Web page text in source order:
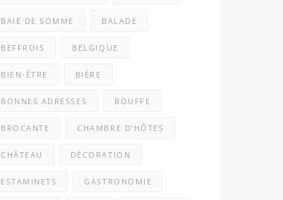
BAIE DE SOMME BALADE
BEFFROIS BELGIQUE
BIEN-ÊTRE BIÈRE
BONNES ADRESSES BOUFFE
BROCANTE CHAMBRE D'HÔTES
CHÂTEAU DÉCORATION
ESTAMINETS GASTRONOMIE